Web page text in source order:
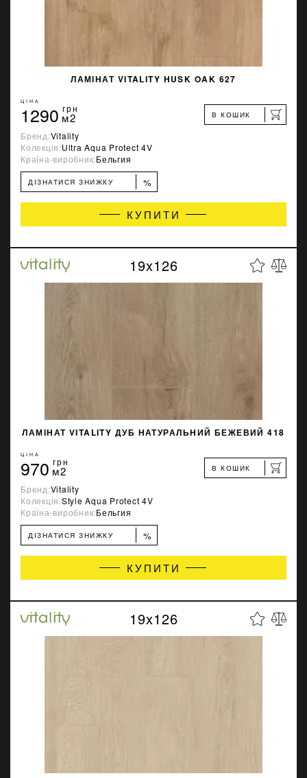
ЛАМІНАТ VITALITY HUSK OAK 627
ЦІНА
1290 грн
м2 В КОШИК
Бренд:Vitality
Колекція:Ultra Aqua Protect 4V
Країна-виробник:Бельгия
ДІЗНАТИСЯ ЗНИЖКУ %
КУПИТИ
19x126
ЛАМІНАТ VITALITY ДУБ НАТУРАЛЬНИЙ БЕЖЕВИЙ 418
ЦІНА
970 грн
м2 В КОШИК
Бренд:Vitality
Колекція:Style Aqua Protect 4V
Країна-виробник:Бельгия
ДІЗНАТИСЯ ЗНИЖКУ %
КУПИТИ
19x126